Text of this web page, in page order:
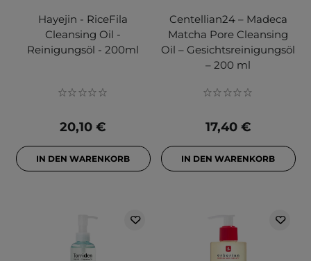
Hayejin - RiceFila
Cleansing Oil -
Reinigungsöl - 200ml
20,10 €
IN DEN WARENKORB
Centellian24 – Madeca
Matcha Pore Cleansing
Oil – Gesichtsreinigungsöl
– 200 ml
17,40 €
IN DEN WARENKORB